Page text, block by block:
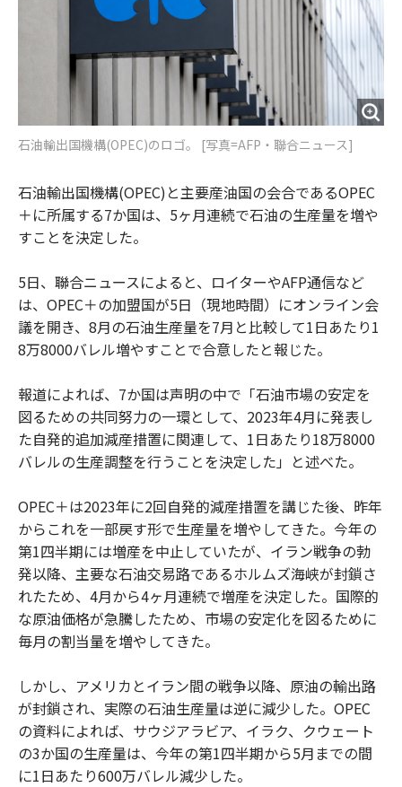
石油輸出国機構(OPEC)のロゴ。 [写真=AFP・聯合ニュース]
石油輸出国機構(OPEC)と主要産油国の会合であるOPEC
＋に所属する7か国は、5ヶ月連続で石油の生産量を増や
すことを決定した。
5日、聯合ニュースによると、ロイターやAFP通信など
は、OPEC＋の加盟国が5日（現地時間）にオンライン会
議を開き、8月の石油生産量を7月と比較して1日あたり1
8万8000バレル増やすことで合意したと報じた。
報道によれば、7か国は声明の中で「石油市場の安定を
図るための共同努力の一環として、2023年4月に発表し
た自発的追加減産措置に関連して、1日あたり18万8000
バレルの生産調整を行うことを決定した」と述べた。
OPEC＋は2023年に2回自発的減産措置を講じた後、昨年
からこれを一部戻す形で生産量を増やしてきた。今年の
第1四半期には増産を中止していたが、イラン戦争の勃
発以降、主要な石油交易路であるホルムズ海峡が封鎖さ
れたため、4月から4ヶ月連続で増産を決定した。国際的
な原油価格が急騰したため、市場の安定化を図るために
毎月の割当量を増やしてきた。
しかし、アメリカとイラン間の戦争以降、原油の輸出路
が封鎖され、実際の石油生産量は逆に減少した。OPEC
の資料によれば、サウジアラビア、イラク、クウェート
の3か国の生産量は、今年の第1四半期から5月までの間
に1日あたり600万バレル減少した。